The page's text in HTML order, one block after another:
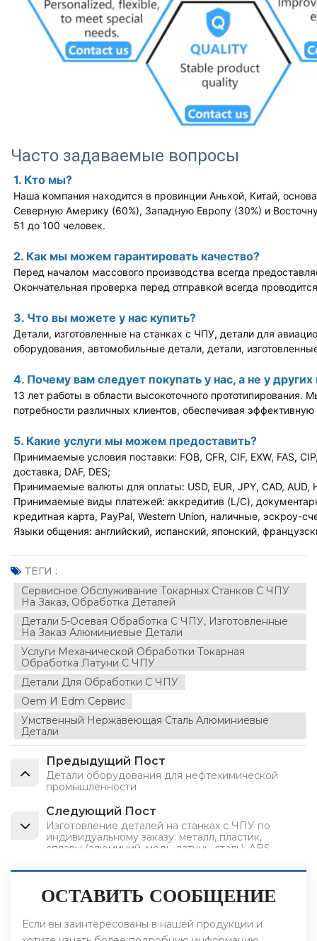
Часто задаваемые вопросы
1. Кто мы?
Наша компания находится в провинции Аньхой, Китай,
Северную Америку (60%), Западную Европу (30%) и
51 до 100 человек.
2. Как мы можем гарантировать качество?
Перед началом массового производства всегда
Окончательная проверка перед отправкой всегда
3. Что вы можете у нас купить?
Детали, изготовленные на станках с ЧПУ, детали для
оборудования, автомобильные детали, детали,
4. Почему вам следует покупать у нас, а не у
13 лет работы в области высокоточного прототипирования.
потребности различных клиентов, обеспечивая
5. Какие услуги мы можем предоставить?
Принимаемые условия поставки: FOB, CFR, CIF, EXW, FAS,
доставка, DAF, DES;
Принимаемые валюты для оплаты: USD, EUR, JPY, CAD, AUD,
Принимаемые виды платежей: аккредитив (L/C),
кредитная карта, PayPal, Western Union, наличные, эскроу-
Языки общения: английский, испанский, японский,
ТЕГИ :
Сервисное Обслуживание Токарных Станков С ЧПУ
На Заказ, Обработка Деталей
Детали 5-Осевая Обработка С ЧПУ, Изготовленные
На Заказ Алюминиевые Детали
Услуги Механической Обработки Токарная
Обработка Латуни С ЧПУ
Детали Для Обработки С ЧПУ
Oem И Edm Сервис
Умственный Нержавеющая Сталь Алюминиевые
Детали
Предыдущий Пост
Детали оборудования для нефтехимической
промышленности
Следующий Пост
Изготовление деталей на станках с ЧПУ по
индивидуальному заказу: металл, пластик,
сплавы (алюминий, медь, латунь, сталь), ABS-
гравировка, фрезерование, токарная обработка.
ОСТАВИТЬ СООБЩЕНИЕ
Если вы заинтересованы в нашей продукции и